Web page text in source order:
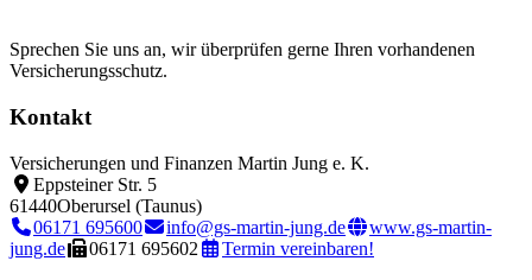
Sprechen Sie uns an, wir überprüfen gerne Ihren vorhandenen
Versicherungsschutz.
Kontakt
Versicherungen und Finanzen Martin Jung e. K.
Eppsteiner Str. 5
61440Oberursel (Taunus)
06171 695600
info@gs-martin-jung.de
www.gs-martin-
jung.de
06171 695602 Termin vereinbaren!